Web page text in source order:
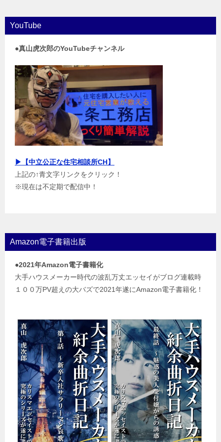
YouTube
●真山虎次郎のYouTubeチャンネル
▶【中立公正な住宅相談所CH】
上記の↑青文字リンクをクリック！
※現在は不定期で配信中！
Amazon電子書籍出版
●2021年Amazon電子書籍化
大手ハウスメーカー時代の波乱万丈エッセイがブログ連載時
１００万PV超えの大バズで2021年遂にAmazon電子書籍化！